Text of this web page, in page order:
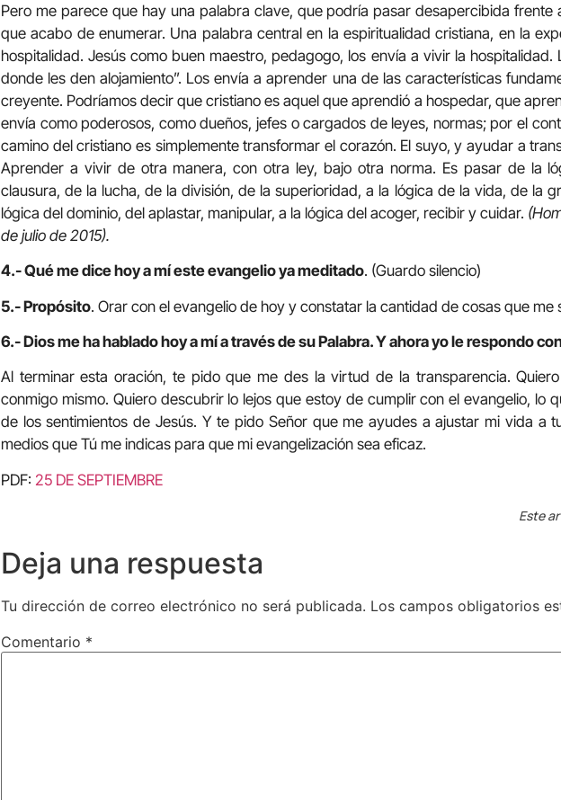
Pero me parece que hay una palabra clave, que podría pasar desapercibida frente
que acabo de enumerar. Una palabra central en la espiritualidad cristiana, en la
hospitalidad. Jesús como buen maestro, pedagogo, los envía a vivir la hospitalidad.
donde les den alojamiento”. Los envía a aprender una de las características
creyente. Podríamos decir que cristiano es aquel que aprendió a hospedar, que
envía como poderosos, como dueños, jefes o cargados de leyes, normas; por el
camino del cristiano es simplemente transformar el corazón. El suyo, y ayudar a
Aprender a vivir de otra manera, con otra ley, bajo otra norma. Es pasar de la
clausura, de la lucha, de la división, de la superioridad, a la lógica de la vida, de la
lógica del dominio, del aplastar, manipular, a la lógica del acoger, recibir y cuidar.
de julio de 2015).
4.- Qué me dice hoy a mí este evangelio ya meditado. (Guardo silencio)
5.- Propósito. Orar con el evangelio de hoy y constatar la cantidad de cosas que me
6.- Dios me ha hablado hoy a mí a través de su Palabra. Y ahora yo le respondo
Al terminar esta oración, te pido que me des la virtud de la transparencia.
conmigo mismo. Quiero descubrir lo lejos que estoy de cumplir con el evangelio, lo
de los sentimientos de Jesús. Y te pido Señor que me ayudes a ajustar mi vida a
medios que Tú me indicas para que mi evangelización sea eficaz.
PDF: 25 DE SEPTIEMBRE
Este
Deja una respuesta
Tu dirección de correo electrónico no será publicada. Los campos obligatorios
Comentario *